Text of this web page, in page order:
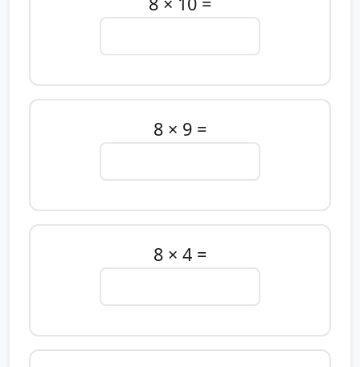
8 × 9 =
8 × 4 =